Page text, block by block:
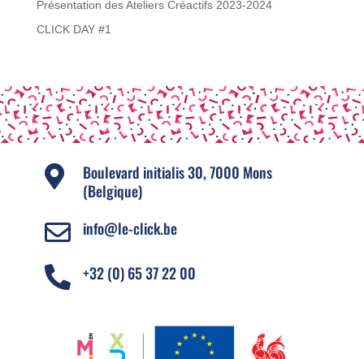
Présentation des Ateliers Créactifs 2023-2024
CLICK DAY #1

Boulevard initialis 30, 7000 Mons
(Belgique)
 info@le-click.be
 +32 (0) 65 37 22 00